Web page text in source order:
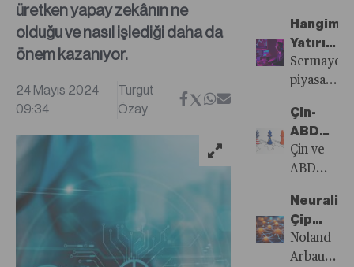
üretken yapay zekânın ne
olduğu ve nasıl işlediği daha da
önem kazanıyor.
24 Mayıs 2024
09:34
Turgut
Özay
isteyen
herkesin
aklında
aynı
soru
var:
Elektrikli
mi,
mi?
Sessiz,
çevreci
ve
Hangimiz
Hangimiz
Oyuncu?
Sermaye
büyük
çoğunluğu
bir
yatırım
tezi ile
yatırım
yapmıyor.
Sermaye
Çin-
ABD
Ticaret
Gerilimi
Avrupa
Çin ve
ABD
ticaret
gerilimi
artarken
Avrupa,
Çip
Takılan
İlk
Noland
Arbaugh,